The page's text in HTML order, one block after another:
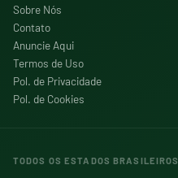
Sobre Nós
Contato
Anuncie Aqui
Termos de Uso
Pol. de Privacidade
Pol. de Cookies
TODOS OS ESTADOS BRASILEIROS